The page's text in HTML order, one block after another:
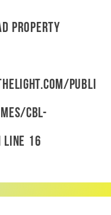
property
publi
cbl-
line 16